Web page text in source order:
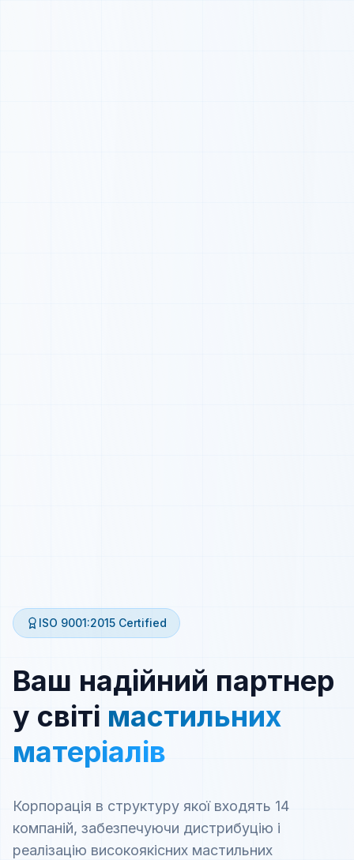
ISO 9001:2015 Certified
Ваш надійний партнер
у світі мастильних
матеріалів
Корпорація в структуру якої входять 14
компаній, забезпечуючи дистрибуцію і
реалізацію високоякісних мастильних